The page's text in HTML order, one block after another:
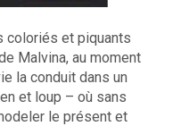
coloriés et piquants
Malvina, au moment
la conduit dans un
et loup – où sans
le présent et